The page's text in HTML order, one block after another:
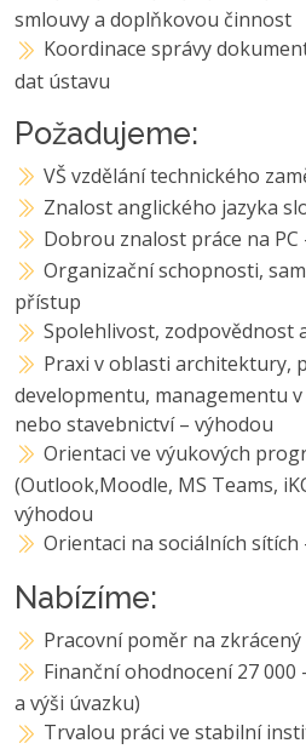
smlouvy a doplňkovou činnost
Koordinace správy
dat ústavu
Požadujeme:
VŠ vzdělání technického
Znalost anglického jazyka
Dobrou znalost práce na PC
Organizační schopnosti,
přístup
Spolehlivost, zodpovědnost
Praxi v oblasti architektury,
developmentu, managementu
nebo stavebnictví – výhodou
Orientaci ve výukových
(Outlook,Moodle, MS Teams,
výhodou
Orientaci na sociálních sítích
Nabízíme:
Pracovní poměr na zkrácený
Finanční ohodnocení 27 000
a výši úvazku)
Trvalou práci ve stabilní